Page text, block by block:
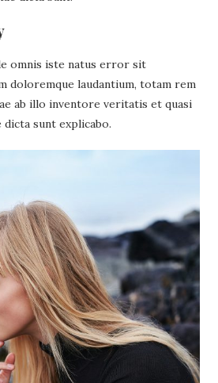
omnis iste natus error sit
doloremque laudantium, totam rem
ab illo inventore veritatis et quasi
sunt explicabo.